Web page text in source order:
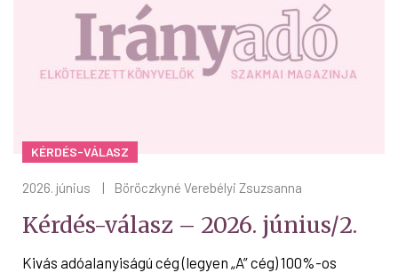
KÉRDÉS-VÁLASZ
2026. június | Böröczkyné Verebélyi Zsuzsanna
Kérdés-válasz – 2026. június/2.
Kivás adóalanyiságú cég (legyen „A” cég) 100%-os